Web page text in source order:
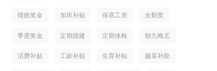
绩效奖金 加班补贴 保底工资 全勤奖
季度奖金 定期团建 定期体检 朝九晚五
话费补贴 工龄补贴 生育补贴 服装补助